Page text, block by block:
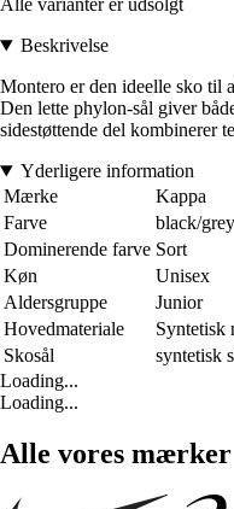
Alle varianter er udsolgt
Beskrivelse
Montero er den ideelle sko til
Den lette phylon-sål giver
sidestøttende del kombinerer
Yderligere information
Mærke
Kappa
Farve
black/grey
Dominerende farve Sort
Køn
Unisex
Aldersgruppe
Junior
Hovedmateriale
Syntetisk
Skosål
syntetisk
Loading...
Loading...
Alle vores mærker